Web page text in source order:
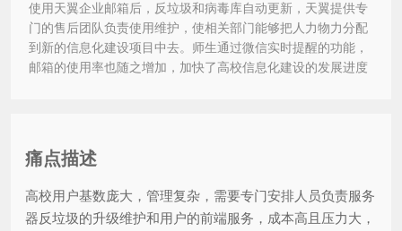
使用天翼企业邮箱后，反垃圾和病毒库自动更新，天翼提供专
门的售后团队负责使用维护，使相关部门能够把人力物力分配
到新的信息化建设项目中去。师生通过微信实时提醒的功能，
邮箱的使用率也随之增加，加快了高校信息化建设的发展进度
痛点描述
高校用户基数庞大，管理复杂，需要专门安排人员负责服务
器反垃圾的升级维护和用户的前端服务，成本高且压力大，